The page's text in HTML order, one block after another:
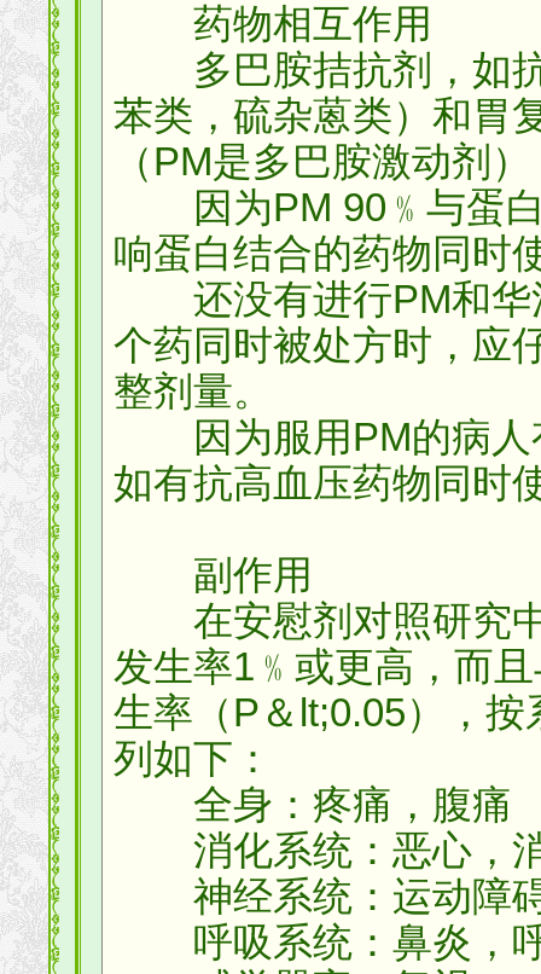
药物相互作用
多巴胺拮抗剂，如抗
苯类，硫杂蒽类）和胃
（PM是多巴胺激动剂
因为PM 90﹪与蛋白
响蛋白结合的药物同时
还没有进行PM和华
个药同时被处方时，应
整剂量。
因为服用PM的病人
如有抗高血压药物同时
副作用
在安慰剂对照研究中
发生率1﹪或更高，而
生率（P＆lt;0.05），
列如下：
全身：疼痛，腹痛
消化系统：恶心，
神经系统：运动障
呼吸系统：鼻炎，